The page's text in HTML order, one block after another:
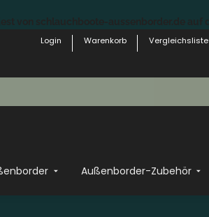
Login
Warenkorb Vergleichsliste
Außenborder-Zubehör